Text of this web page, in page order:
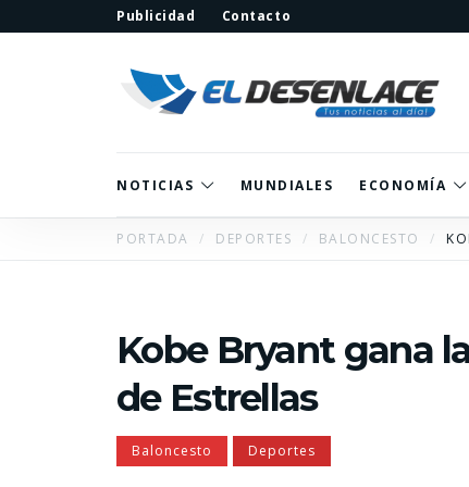
Publicidad Contacto
NOTICIAS MUNDIALES ECONOMÍA
PORTADA DEPORTES BALONCESTO
Kobe Bryant gana
de Estrellas
Baloncesto Deportes